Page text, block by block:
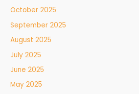
October 2025
September 2025
August 2025
July 2025
June 2025
May 2025